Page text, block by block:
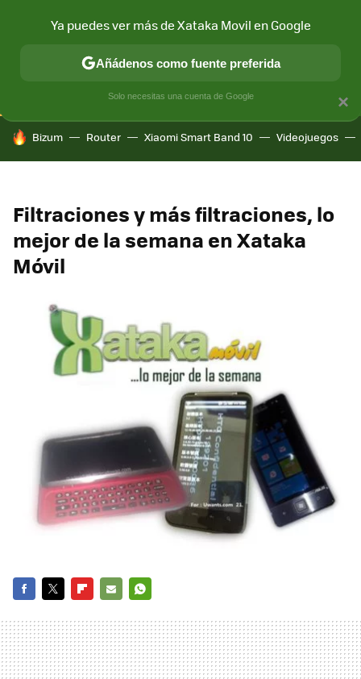
CONECTIVIDAD MÓVIL Y SOCIEDAD APLICACIONES
HOY SE HABLA DE
Bizum Router Xiaomi Smart Band 10 Videojuegos
Filtraciones y más filtraciones, lo
mejor de la semana en Xataka
Móvil
MAIL
×
Ya puedes ver más de Xataka Movil en Google
Añádenos como fuente preferida
Solo necesitas una cuenta de Google